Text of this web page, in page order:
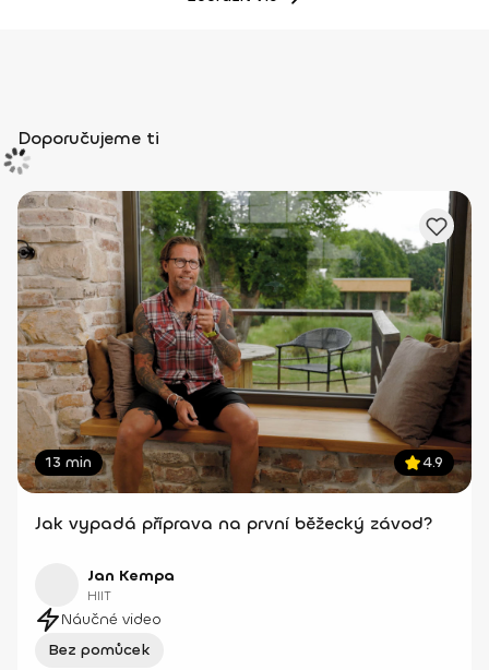
Doporučujeme ti
13 min 4.9
Jak vypadá příprava na první běžecký závod?
Jan Kempa
HIIT
Náučné video
Bez pomůcek